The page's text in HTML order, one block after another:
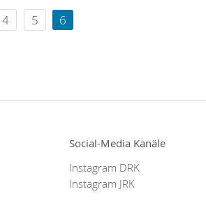
4 5 6
Social-Media Kanäle
Instagram DRK
Instagram JRK